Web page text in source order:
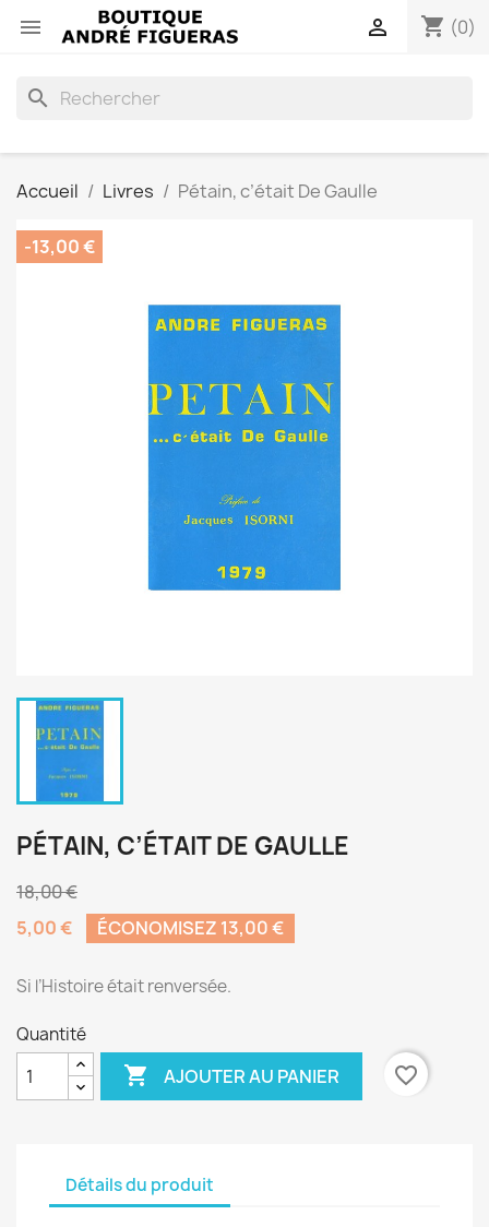
 shopping_cart (0)

search
Accueil Livres Pétain, c’était De Gaulle
-13,00 €
PÉTAIN, C’ÉTAIT DE GAULLE
18,00 €
5,00 €
ÉCONOMISEZ 13,00 €
Si l’Histoire était renversée.
Quantité
 AJOUTER AU PANIER favorite_border
Détails du produit